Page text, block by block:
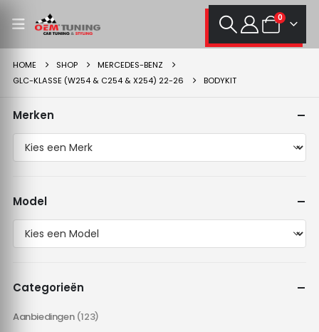
0
HOME SHOP
MERCEDES-BENZ
GLC-KLASSE (W254 & C254 & X254) 22-26
BODYKIT
Merken
Model
Categorieën
Aanbiedingen (123)